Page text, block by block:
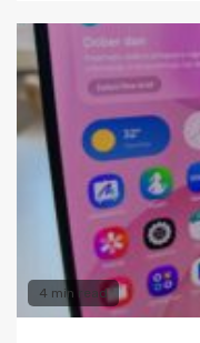
4 min read